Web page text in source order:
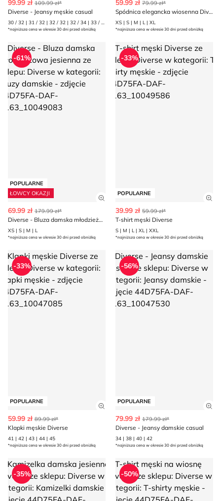
99.99 zł 109.99 zł*
Diverse - Jeansy męskie casual
30 / 32 | 31 / 32 | 32 / 32 | 32 / 34 | 33 / 32 | 34 / 32 | 34 / 34 | 36 / 32 | 36 / 34
*najniższa cena w okresie 30 dni przed obniżką
59.99 zł 79.99 zł*
Spódnica elegancka wiosenna Diverse
XS | S | M | L | XL
*najniższa cena w okresie 30 dni przed obniżką
- Bluza damska młodzieżowa jesienna
POPULARNE
ŁOWCY OKAZJI
-61%
Zobacz szczegóły produktu
69.99 zł 179.99 zł*
Diverse - Bluza damska młodzieżowa jesienna
XS | S | M | L
*najniższa cena w okresie 30 dni przed obniżką
T-shirt męski Diverse
POPULARNE
-33%
39.99 zł 59.99 zł*
T-shirt męski Diverse
S | M | L | XL | XXL
*najniższa cena w okresie 30 dni przed obniżką
męskie Diverse
POPULARNE
-33%
Zobacz szczegóły produktu
59.99 zł 89.99 zł*
Klapki męskie Diverse
41 | 42 | 43 | 44 | 45
*najniższa cena w okresie 30 dni przed obniżką
Diverse - Jeansy damskie
POPULARNE
-56%
79.99 zł 179.99 zł*
Diverse - Jeansy damskie casual
34 | 38 | 40 | 42
*najniższa cena w okresie 30 dni przed obniżką
damska jesienna Diverse
-35%
T-shirt męski na wiosnę
-50%